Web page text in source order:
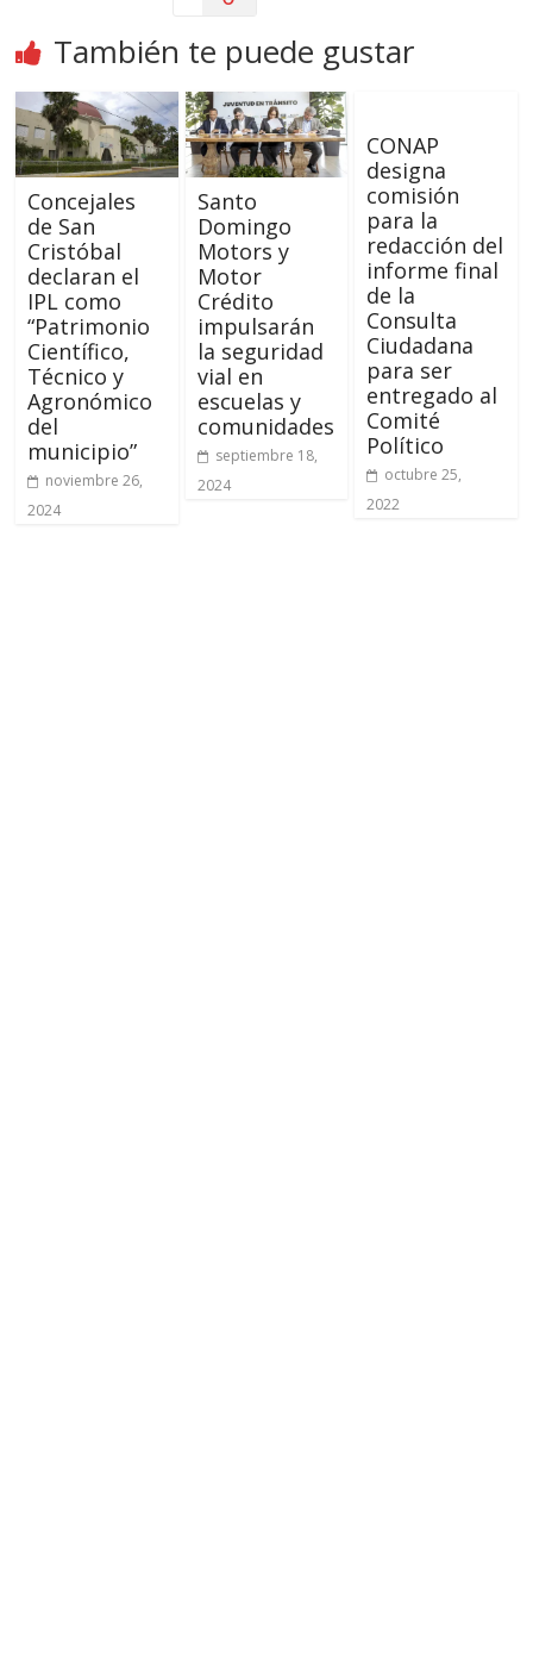
También te puede gustar
Concejales
de San
Cristóbal
declaran el
IPL como
“Patrimonio
Científico,
Técnico y
Agronómico
del
municipio”
noviembre 26,
2024
Santo
Domingo
Motors y
Motor
Crédito
impulsarán
la seguridad
vial en
escuelas y
comunidades
septiembre 18,
2024
CONAP
designa
comisión
para la
redacción del
informe final
de la
Consulta
Ciudadana
para ser
entregado al
Comité
Político
octubre 25,
2022